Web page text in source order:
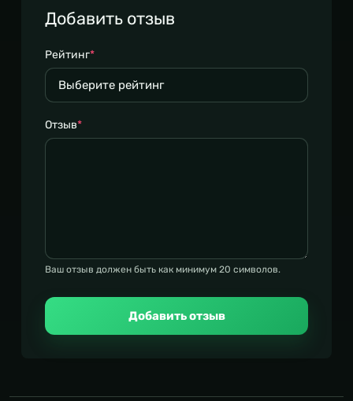
Добавить отзыв
Рейтинг*
Отзыв*
Ваш отзыв должен быть как минимум 20 символов.
Добавить отзыв